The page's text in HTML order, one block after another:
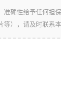
确性给予任何担
），请及时联系